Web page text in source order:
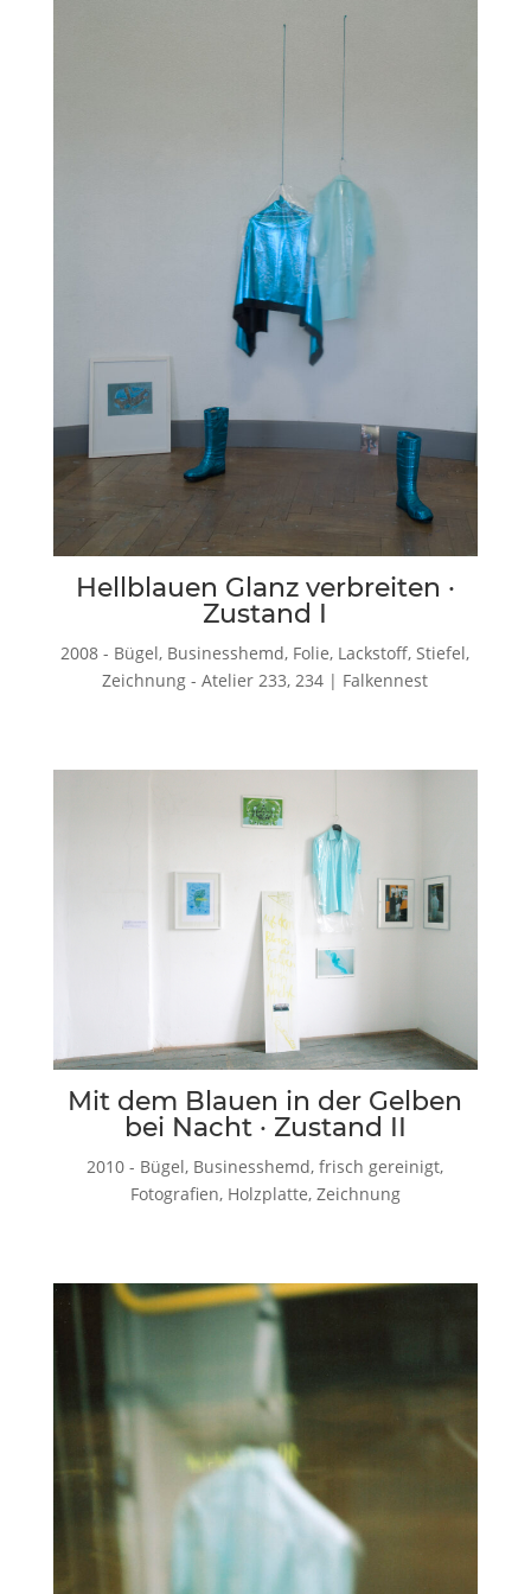
Hellblauen Glanz verbreiten ·
Zustand I
2008 - Bügel, Businesshemd, Folie, Lackstoff, Stiefel,
Zeichnung - Atelier 233, 234 | Falkennest
Mit dem Blauen in der Gelben
bei Nacht · Zustand II
2010 - Bügel, Businesshemd, frisch gereinigt,
Fotografien, Holzplatte, Zeichnung